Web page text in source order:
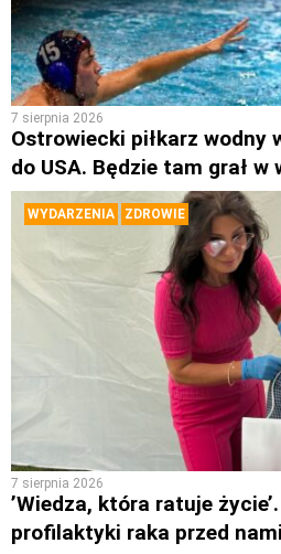
7 sierpnia 2026
Ostrowiecki piłkarz wodny
do USA. Będzie tam grał w
WYDARZENIA ZDROWIE
7 sierpnia 2026
’Wiedza, która ratuje
profilaktyki raka przed nami